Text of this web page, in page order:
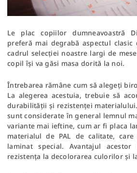
Le plac copiilor dumneavoastră
preferă mai degrabă aspectul
cadrul selecției noastre largi de
copil își va găsi masa dorită la noi.
Întrebarea rămâne cum să alegeți
La alegerea acestuia, trebuie să
durabilității și rezistenței
sunt considerate în general lemnul
variante mai ieftine, cum ar fi placa
materialul de PAL de calitate,
laminat special. Avantajul
rezistența la decolorarea culorilor și